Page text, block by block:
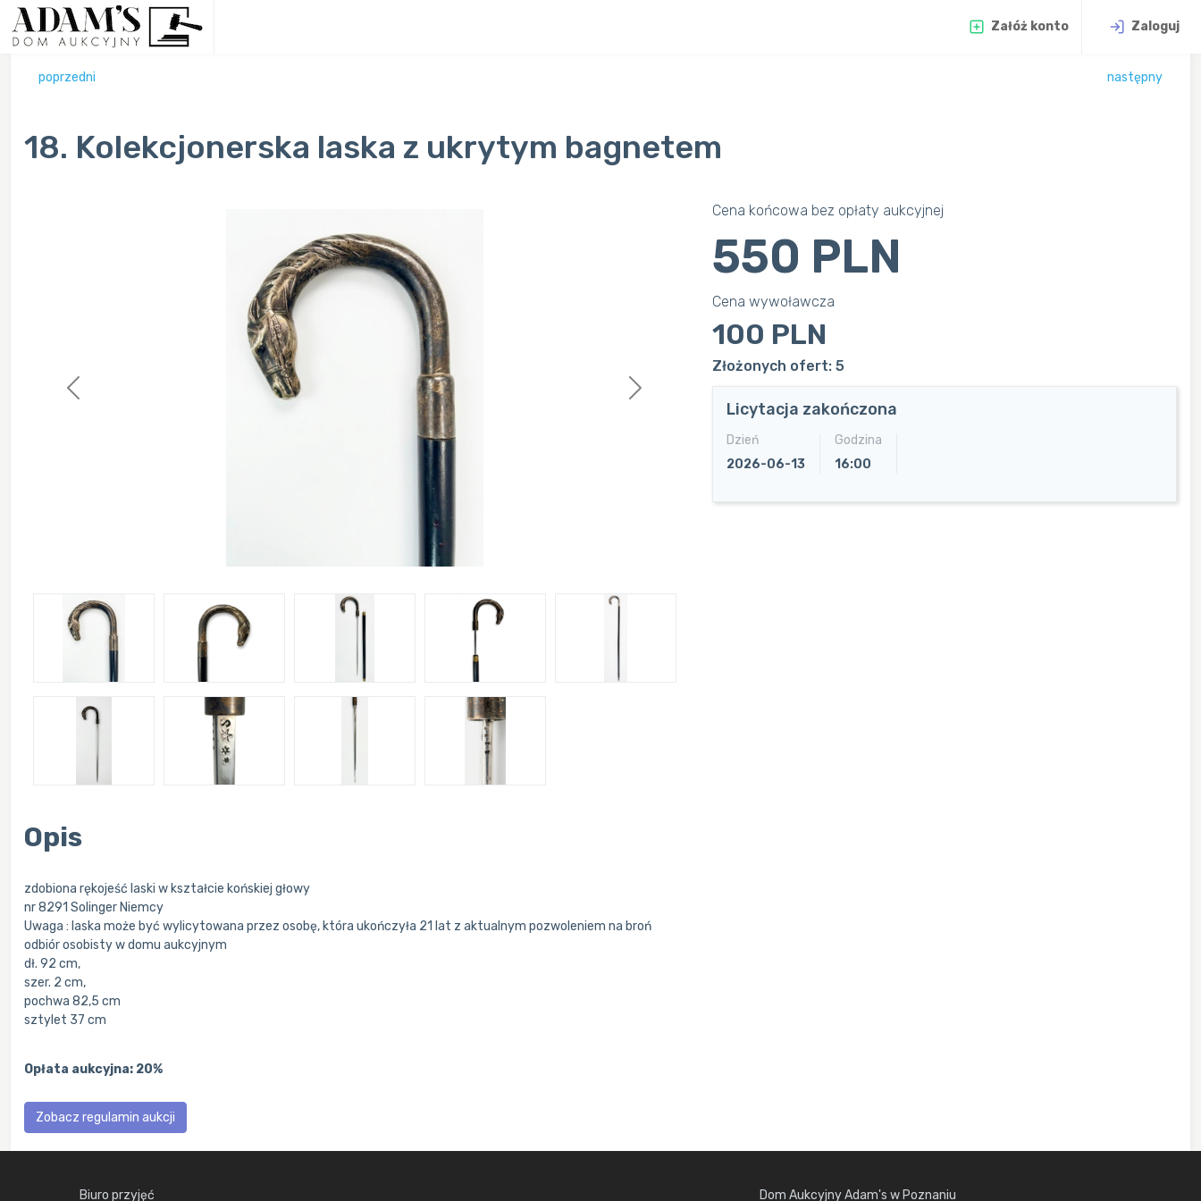
Załóż konto Zaloguj
poprzedni następny
18. Kolekcjonerska laska z ukrytym bagnetem
Previous Next
Cena końcowa bez opłaty aukcyjnej
550 PLN
Cena wywoławcza
100 PLN
Złożonych ofert: 5
Licytacja zakończona
Dzień
2026-06-13
Godzina
16:00
Opis
zdobiona rękojeść laski w kształcie końskiej głowy
nr 8291 Solinger Niemcy
Uwaga : laska może być wylicytowana przez osobę, która ukończyła 21 lat z aktualnym pozwoleniem na broń
odbiór osobisty w domu aukcyjnym
dł. 92 cm,
szer. 2 cm,
pochwa 82,5 cm
sztylet 37 cm
Opłata aukcyjna: 20%
Zobacz regulamin aukcji
Biuro przyjęć Dom Aukcyjny Adam's w Poznaniu